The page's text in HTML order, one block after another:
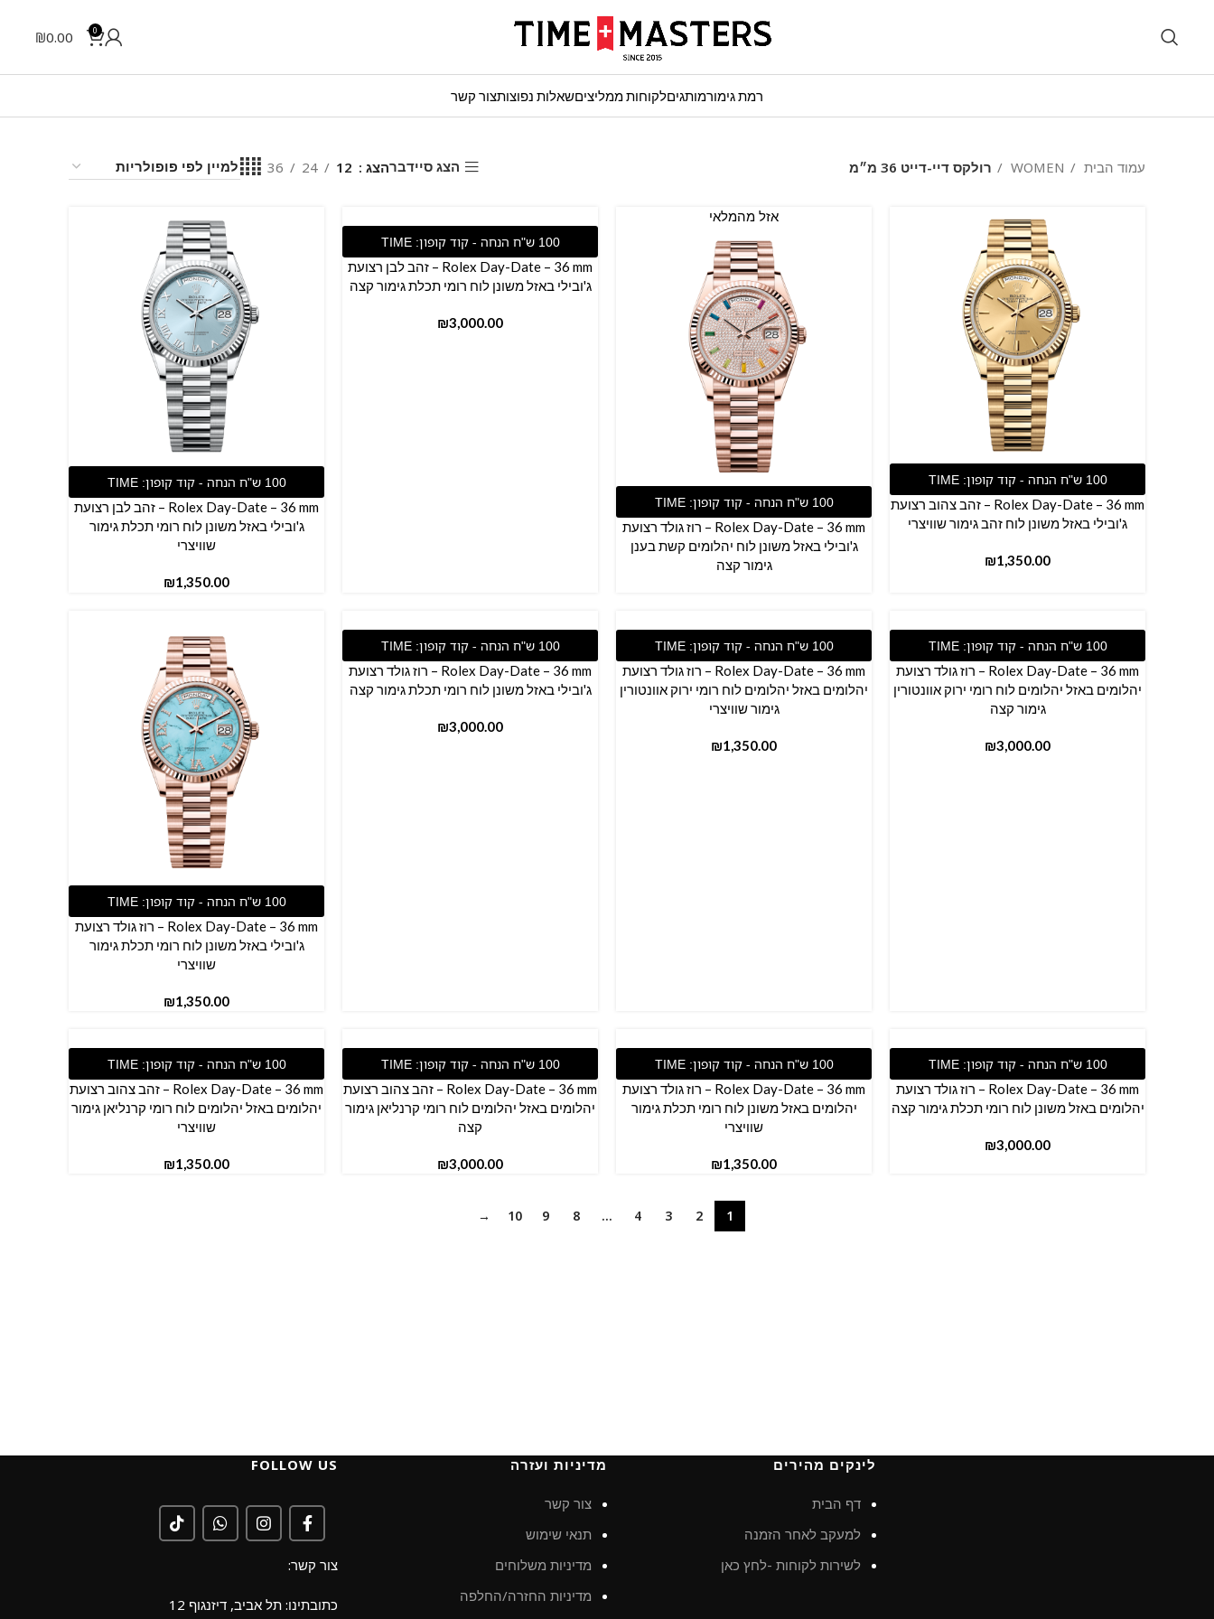
0
₪0.00
רמת גימורמותגיםלקוחות ממליציםשאלות נפוצותצור קשר
עמוד הבית WOMEN רולקס דיי-דייט 36 מ״מ הצג סיידברהצג 12
24
36
הוספה לסל
Rolex Day-Date – 36 mm – זהב צהוב רצועת
ג'ובילי באזל משונן לוח זהב גימור שוויצרי
₪
אזל מהמלאי
מידע נוסף
Rolex Day-Date – 36 mm – רוז גולד רצועת
ג'ובילי באזל משונן לוח יהלומים קשת בענן
גימור קצה
הוספה לסל
Rolex Day-Date – 36 mm – זהב לבן רצועת
ג'ובילי באזל משונן לוח רומי תכלת גימור קצה
₪
הוספה לסל
Rolex Day-Date – 36 mm – זהב לבן רצועת
ג'ובילי באזל משונן לוח רומי תכלת גימור
שוויצרי
₪
הוספה לסל
Rolex Day-Date – 36 mm – רוז גולד רצועת
יהלומים באזל יהלומים לוח רומי ירוק אוונטורין
גימור קצה
₪
הוספה לסל
Rolex Day-Date – 36 mm – רוז גולד רצועת
יהלומים באזל יהלומים לוח רומי ירוק אוונטורין
גימור שוויצרי
₪
הוספה לסל
Rolex Day-Date – 36 mm – רוז גולד רצועת
ג'ובילי באזל משונן לוח רומי תכלת גימור קצה
₪
הוספה לסל
Rolex Day-Date – 36 mm – רוז גולד רצועת
ג'ובילי באזל משונן לוח רומי תכלת גימור
שוויצרי
₪
הוספה לסל
Rolex Day-Date – 36 mm – רוז גולד רצועת
יהלומים באזל משונן לוח רומי תכלת גימור קצה
₪
הוספה לסל
Rolex Day-Date – 36 mm – רוז גולד רצועת
יהלומים באזל משונן לוח רומי תכלת גימור
שוויצרי
₪
הוספה לסל
Rolex Day-Date – 36 mm – זהב צהוב רצועת
יהלומים באזל יהלומים לוח רומי קרנליאן גימור
קצה
₪
הוספה לסל
Rolex Day-Date – 36 mm – זהב צהוב רצועת
יהלומים באזל יהלומים לוח רומי קרנליאן גימור
שוויצרי
₪
1
2
3
4
…
8
9
10
→
לינקים מהירים
דף הבית
למעקב לאחר הזמנה
לשירות לקוחות -לחץ כאן
מדיניות ועזרה
צור קשר
תנאי שימוש
מדיניות משלוחים
מדיניות החזרה/החלפה
FOLLOW US
צור קשר:
כתובתינו: תל אביב, דיזנגוף 12